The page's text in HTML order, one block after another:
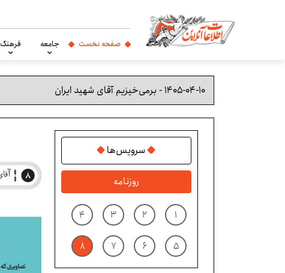
صفحه نخست جامعه فرهنگ
سرویس‌ها
روزنامه
۱ ۲ ۳ ۴
۵ ۶ ۷ ۸